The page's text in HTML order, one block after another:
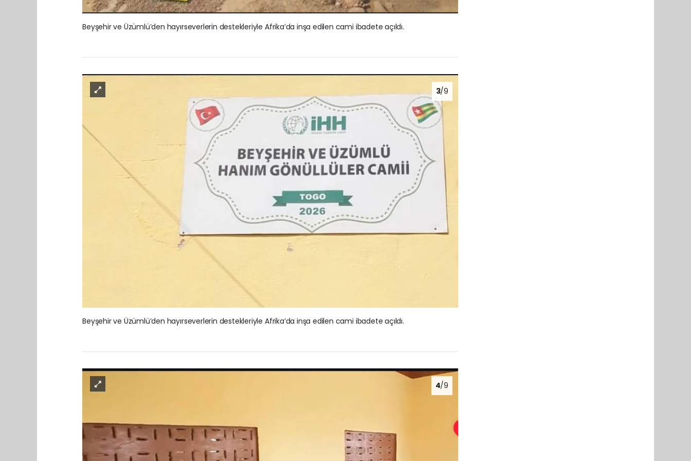
Beyşehir ve Üzümlü’den hayırseverlerin destekleriyle Afrika’da inşa edilen cami ibadete açıldı.
3/9
Beyşehir ve Üzümlü’den hayırseverlerin destekleriyle Afrika’da inşa edilen cami ibadete açıldı.
4/9